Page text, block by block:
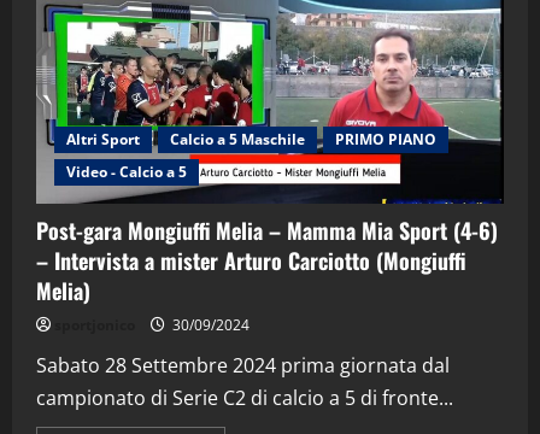
Altri Sport Calcio a 5 Maschile
PRIMO PIANO
Video - Calcio a 5
Post-gara Mongiuffi Melia – Mamma Mia Sport (4-6)
– Intervista a mister Arturo Carciotto (Mongiuffi
Melia)
30/09/2024
Sabato 28 Settembre 2024 prima giornata dal
campionato di Serie C2 di calcio a 5 di fronte...
2
“SportEmpire” in Podcast: 29^ Puntata
(Martedi 28 Aprile 2026)
28/04/2026